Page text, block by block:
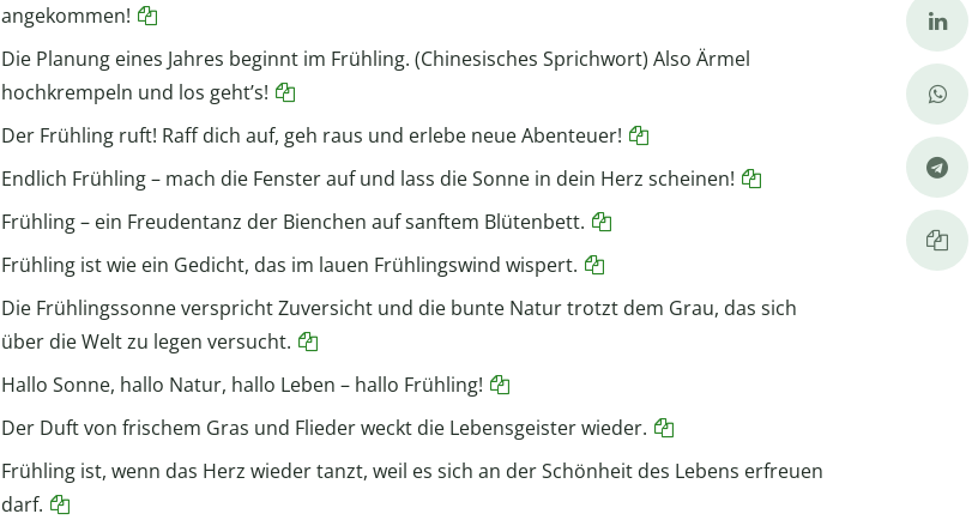
angekommen!
Die Planung eines Jahres beginnt im Frühling. (Chinesisches Sprichwort) Also Ärmel
hochkrempeln und los geht’s!
Der Frühling ruft! Raff dich auf, geh raus und erlebe neue Abenteuer!
Endlich Frühling – mach die Fenster auf und lass die Sonne in dein Herz scheinen!
Frühling – ein Freudentanz der Bienchen auf sanftem Blütenbett.
Frühling ist wie ein Gedicht, das im lauen Frühlingswind wispert.
Die Frühlingssonne verspricht Zuversicht und die bunte Natur trotzt dem Grau, das sich
über die Welt zu legen versucht.
Hallo Sonne, hallo Natur, hallo Leben – hallo Frühling!
Der Duft von frischem Gras und Flieder weckt die Lebensgeister wieder.
Frühling ist, wenn das Herz wieder tanzt, weil es sich an der Schönheit des Lebens erfreuen
darf.